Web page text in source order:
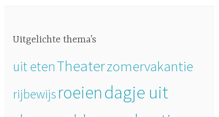
Uitgelichte thema’s
uit etenTheaterzomervakantie
rijbewijs roeiendagje uit